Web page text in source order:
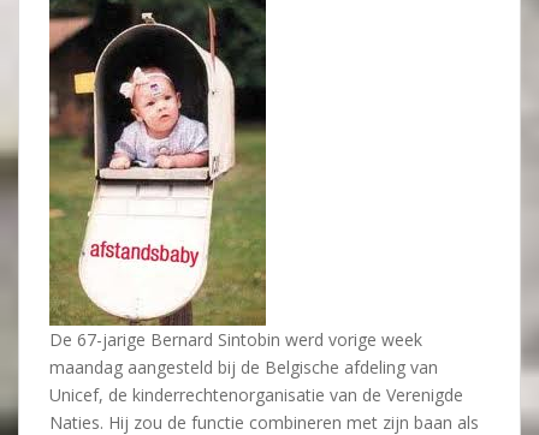
De 67-jarige Bernard Sintobin werd vorige week
maandag aangesteld bij de Belgische afdeling van
Unicef, de kinderrechtenorganisatie van de Verenigde
Naties. Hij zou de functie combineren met zijn baan als